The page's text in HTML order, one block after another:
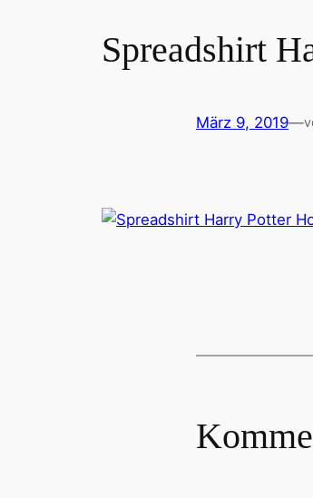
Spreadshirt
März 9, 2019—